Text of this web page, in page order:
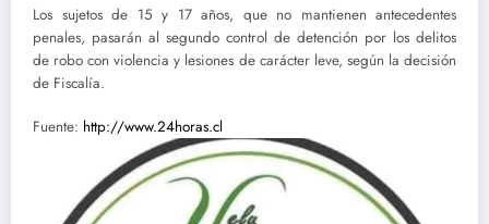
Los sujetos de 15 y 17 años, que no mantienen antecedentes
penales, pasarán al segundo control de detención por los delitos
de robo con violencia y lesiones de carácter leve, según la decisión
de Fiscalía.
Fuente: http://www.24horas.cl